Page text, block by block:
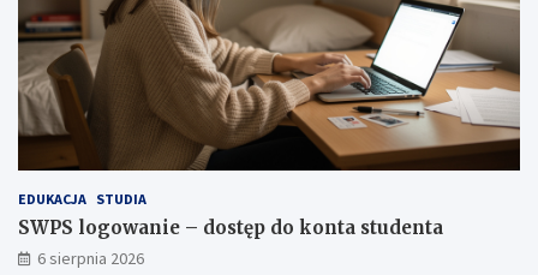
EDUKACJA STUDIA
SWPS logowanie – dostęp do konta studenta
6 sierpnia 2026